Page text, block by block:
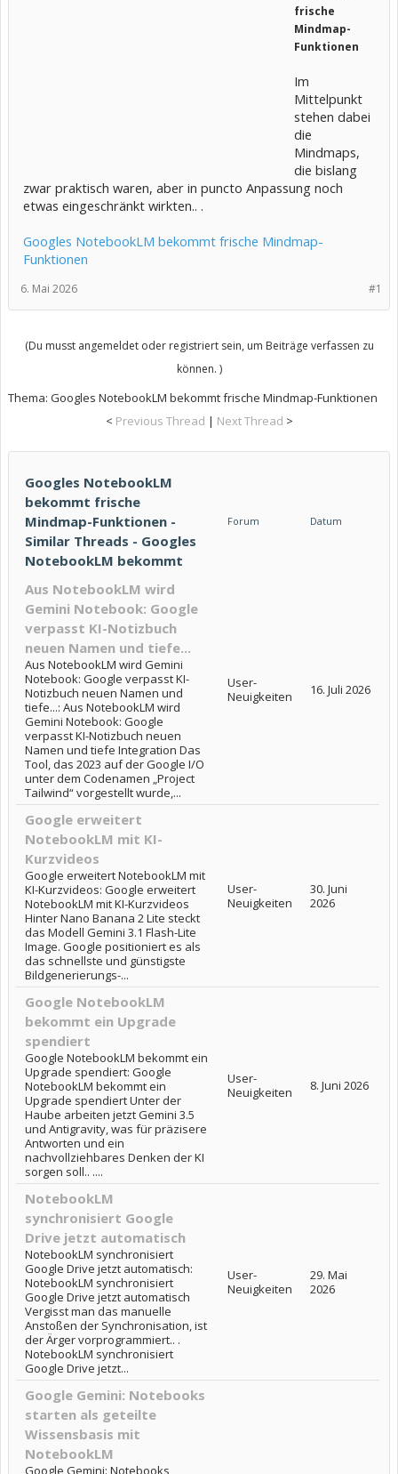
frische
Mindmap-
Funktionen
Im
Mittelpunkt
stehen dabei
die
Mindmaps,
die bislang
zwar praktisch waren, aber in puncto Anpassung noch
etwas eingeschränkt wirkten.. .
Googles NotebookLM bekommt frische Mindmap-
Funktionen
#1
6. Mai 2026
(Du musst angemeldet oder registriert sein, um Beiträge verfassen zu
können. )
Thema: Googles NotebookLM bekommt frische Mindmap-Funktionen
< Previous Thread | Next Thread >
Googles NotebookLM
bekommt frische
Mindmap-Funktionen -
Similar Threads - Googles
NotebookLM bekommt
Forum Datum
Aus NotebookLM wird
Gemini Notebook: Google
verpasst KI-Notizbuch
neuen Namen und tiefe...
Aus NotebookLM wird Gemini
Notebook: Google verpasst KI-
Notizbuch neuen Namen und
tiefe...: Aus NotebookLM wird
Gemini Notebook: Google
verpasst KI-Notizbuch neuen
Namen und tiefe Integration Das
Tool, das 2023 auf der Google I/O
unter dem Codenamen „Project
Tailwind“ vorgestellt wurde,...
User-
Neuigkeiten
16. Juli 2026
Google erweitert
NotebookLM mit KI-
Kurzvideos
Google erweitert NotebookLM mit
KI-Kurzvideos: Google erweitert
NotebookLM mit KI-Kurzvideos
Hinter Nano Banana 2 Lite steckt
das Modell Gemini 3.1 Flash-Lite
Image. Google positioniert es als
das schnellste und günstigste
Bildgenerierungs-...
User-
Neuigkeiten
30. Juni
2026
Google NotebookLM
bekommt ein Upgrade
spendiert
Google NotebookLM bekommt ein
Upgrade spendiert: Google
NotebookLM bekommt ein
Upgrade spendiert Unter der
Haube arbeiten jetzt Gemini 3.5
und Antigravity, was für präzisere
Antworten und ein
nachvollziehbares Denken der KI
sorgen soll.. ....
User-
Neuigkeiten
8. Juni 2026
NotebookLM
synchronisiert Google
Drive jetzt automatisch
NotebookLM synchronisiert
Google Drive jetzt automatisch:
NotebookLM synchronisiert
Google Drive jetzt automatisch
Vergisst man das manuelle
Anstoßen der Synchronisation, ist
der Ärger vorprogrammiert.. .
NotebookLM synchronisiert
Google Drive jetzt...
User-
Neuigkeiten
29. Mai
2026
Google Gemini: Notebooks
starten als geteilte
Wissensbasis mit
NotebookLM
Google Gemini: Notebooks